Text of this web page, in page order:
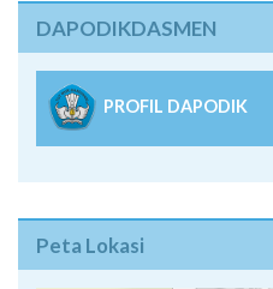
DAPODIKDASMEN
PROFIL DAPODIK
Peta Lokasi